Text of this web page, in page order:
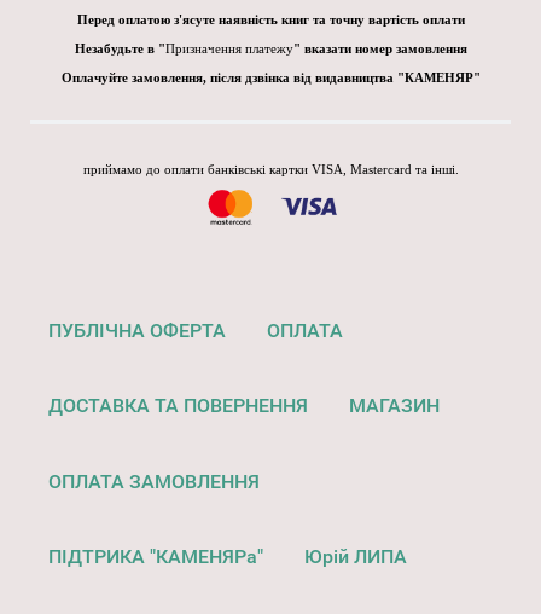
Перед оплатою з'ясуте наявність книг та точну вартість оплати
Незабудьте в "Призначення платежу" вказати номер замовлення
Оплачуйте замовлення, після дзвінка від видавництва "КАМЕНЯР"
приймамо до оплати банківські картки VISA, Mastercard та інші.
ПУБЛІЧНА ОФЕРТА ОПЛАТА
ДОСТАВКА ТА ПОВЕРНЕННЯ МАГАЗИН
ОПЛАТА ЗАМОВЛЕННЯ
ПІДТРИКА "КАМЕНЯРа" Юрій ЛИПА